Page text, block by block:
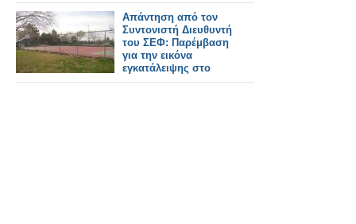
Απάντηση από τον
Συντονιστή Διευθυντή
του ΣΕΦ: Παρέμβαση
για την εικόνα
εγκατάλειψης στο
ΣΕΦ!